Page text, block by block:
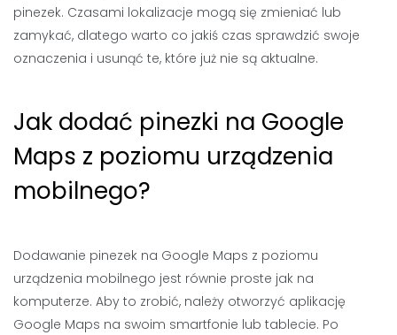
pinezek. Czasami lokalizacje mogą się zmieniać lub
zamykać, dlatego warto co jakiś czas sprawdzić swoje
oznaczenia i usunąć te, które już nie są aktualne.
Jak dodać pinezki na Google
Maps z poziomu urządzenia
mobilnego?
Dodawanie pinezek na Google Maps z poziomu
urządzenia mobilnego jest równie proste jak na
komputerze. Aby to zrobić, należy otworzyć aplikację
Google Maps na swoim smartfonie lub tablecie. Po